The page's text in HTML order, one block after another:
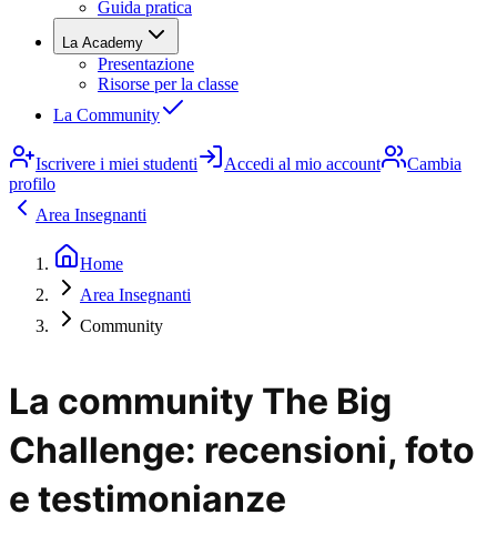
Guida pratica
La Academy
Presentazione
Risorse per la classe
La Community
Iscrivere i miei studenti Accedi al mio account
Cambia
profilo
Area Insegnanti
Home
Area Insegnanti
Community
La community The Big
Challenge: recensioni, foto
e testimonianze